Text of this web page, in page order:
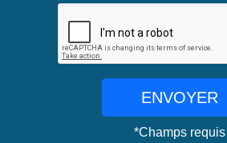
ENVOYER
*Champs requis